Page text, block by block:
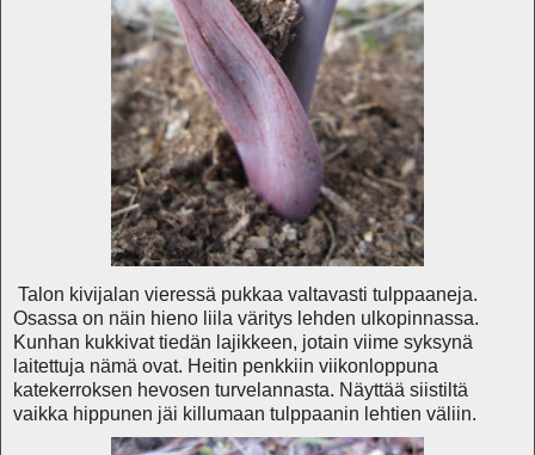
Talon kivijalan vieressä pukkaa valtavasti tulppaaneja.
Osassa on näin hieno liila väritys lehden ulkopinnassa.
Kunhan kukkivat tiedän lajikkeen, jotain viime syksynä
laitettuja nämä ovat. Heitin penkkiin viikonloppuna
katekerroksen hevosen turvelannasta. Näyttää siistiltä
vaikka hippunen jäi killumaan tulppaanin lehtien väliin.